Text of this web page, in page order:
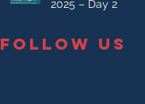
2025 – Day 2
FOLLOW US